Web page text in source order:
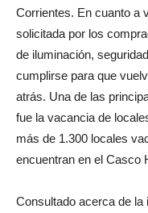
Corrientes. En cuanto a
solicitada por los
de iluminación,
cumplirse para que
atrás. Una de las
fue la vacancia de
más de 1.300 locales
encuentran en el Casco
Consultado acerca de la